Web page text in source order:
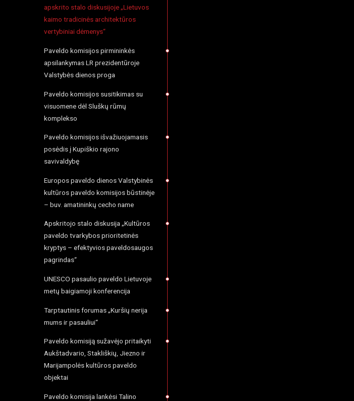
apskrito stalo diskusijoje „Lietuvos
kaimo tradicinės architektūros
vertybiniai dėmenys“
Paveldo komisijos pirmininkės
apsilankymas LR prezidentūroje
Valstybės dienos proga
Paveldo komisijos susitikimas su
visuomene dėl Sluškų rūmų
komplekso
Paveldo komisijos išvažiuojamasis
posėdis į Kupiškio rajono
savivaldybę
Europos paveldo dienos Valstybinės
kultūros paveldo komisijos būstinėje
– buv. amatininkų cecho name
Apskritojo stalo diskusija „Kultūros
paveldo tvarkybos prioritetinės
kryptys – efektyvios paveldosaugos
pagrindas“
UNESCO pasaulio paveldo Lietuvoje
metų baigiamoji konferencija
Tarptautinis forumas „Kuršių nerija
mums ir pasauliui“
Paveldo komisiją sužavėjo pritaikyti
Aukštadvario, Stakliškių, Jiezno ir
Marijampolės kultūros paveldo
objektai
Paveldo komisija lankėsi Talino